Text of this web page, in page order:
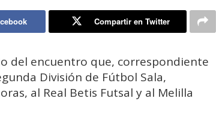
Compartir en Twitter
del encuentro que, correspondiente
División de Fútbol Sala,
al Real Betis Futsal y al Melilla